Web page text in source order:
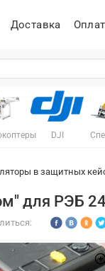
Доставка
DJI
в защитных
для РЭБ